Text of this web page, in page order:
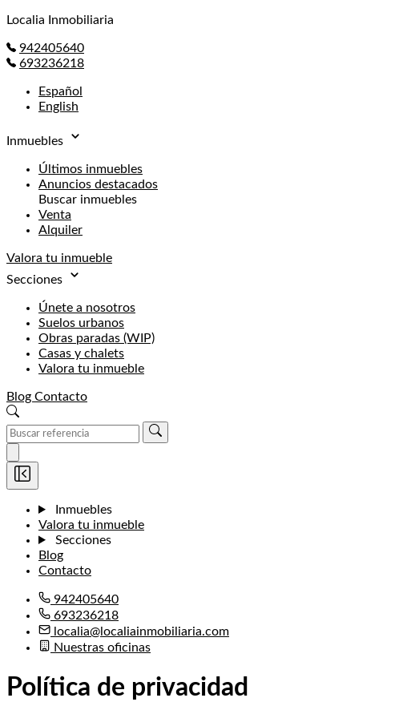
Localia Inmobiliaria
942405640
693236218
Español
English
Inmuebles
Últimos inmuebles
Anuncios destacados
Buscar inmuebles
Venta
Alquiler
Valora tu inmueble
Secciones
Únete a nosotros
Suelos urbanos
Obras paradas (WIP)
Casas y chalets
Valora tu inmueble
Blog Contacto
Inmuebles
Valora tu inmueble
Secciones
Blog
Contacto
942405640
693236218
localia@localiainmobiliaria.com
Nuestras oficinas
Política de privacidad